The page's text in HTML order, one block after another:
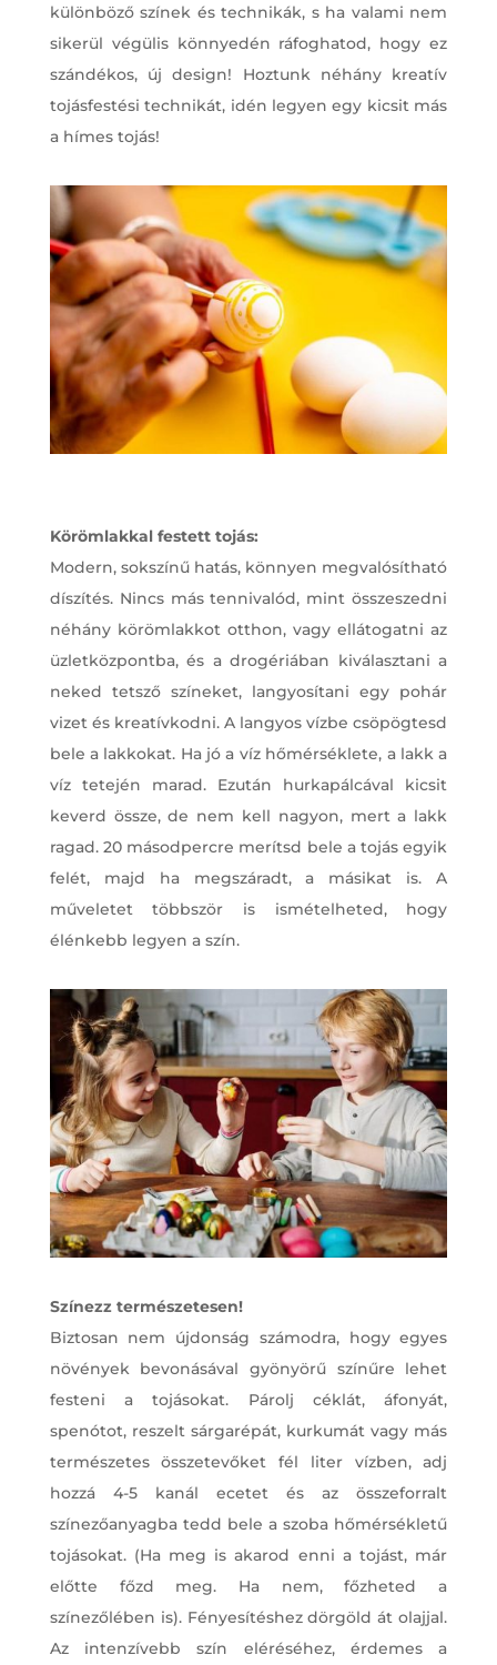
különböző színek és technikák, s ha valami nem
sikerül végülis könnyedén ráfoghatod, hogy ez
szándékos, új design! Hoztunk néhány kreatív
tojásfestési technikát, idén legyen egy kicsit más
a hímes tojás!
Körömlakkal festett tojás:
Modern, sokszínű hatás, könnyen megvalósítható
díszítés. Nincs más tennivalód, mint összeszedni
néhány körömlakkot otthon, vagy ellátogatni az
üzletközpontba, és a drogériában kiválasztani a
neked tetsző színeket, langyosítani egy pohár
vizet és kreatívkodni. A langyos vízbe csöpögtesd
bele a lakkokat. Ha jó a víz hőmérséklete, a lakk a
víz tetején marad. Ezután hurkapálcával kicsit
keverd össze, de nem kell nagyon, mert a lakk
ragad. 20 másodpercre merítsd bele a tojás egyik
felét, majd ha megszáradt, a másikat is. A
műveletet többször is ismételheted, hogy
élénkebb legyen a szín.
Színezz természetesen!
Biztosan nem újdonság számodra, hogy egyes
növények bevonásával gyönyörű színűre lehet
festeni a tojásokat. Párolj céklát, áfonyát,
spenótot, reszelt sárgarépát, kurkumát vagy más
természetes összetevőket fél liter vízben, adj
hozzá 4-5 kanál ecetet és az összeforralt
színezőanyagba tedd bele a szoba hőmérsékletű
tojásokat. (Ha meg is akarod enni a tojást, már
előtte főzd meg. Ha nem, főzheted a
színezőlében is). Fényesítéshez dörgöld át olajjal.
Az intenzívebb szín eléréséhez, érdemes a